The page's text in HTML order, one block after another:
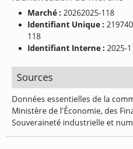
Marché : 20262025-118
Identifiant Unique :
118
Identifiant Interne : 2025-1
Sources
Données essentielles de la
Ministère de l'Économie, des
Souveraineté industrielle et